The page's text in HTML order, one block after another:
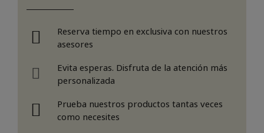
Reserva tiempo en exclusiva con nuestros
asesores
Evita esperas. Disfruta de la atención más
personalizada
Prueba nuestros productos tantas veces
como necesites